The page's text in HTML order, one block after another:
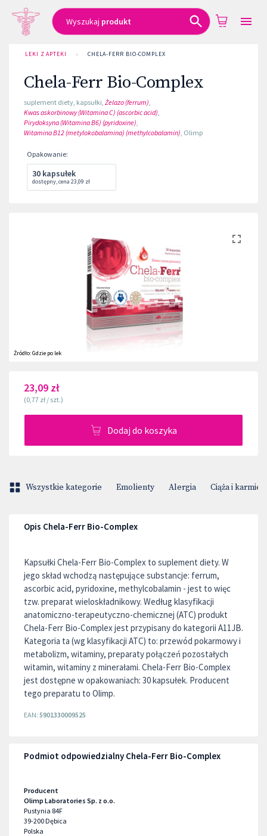
Wyszukaj produkt
LEKI Z APTEKI › CHELA-FERR BIO-COMPLEX
Chela-Ferr Bio-Complex
suplement diety, kapsułki, Żelazo (ferrum),
Kwas askorbinowy (Witamina C) (ascorbic acid),
Pirydoksyna (Witamina B6) (pyridoxine),
Witamina B12 (metylokobalamina) (methylcobalamin), Olimp
Opakowanie:
30 kapsułek
dostępny,cena 23,09 zł
Źródło:Gdzie po lek
23,09 zł
(0,77 zł / szt.)
Dodaj do koszyka
Wszystkie kategorie Emolienty Alergia Ciąża i
Opis Chela-Ferr Bio-Complex
Kapsułki Chela-Ferr Bio-Complex to suplement diety. W
jego skład wchodzą następujące substancje: ferrum,
ascorbic acid, pyridoxine, methylcobalamin - jest to więc
tzw. preparat wieloskładnikowy. Według klasyfikacji
anatomiczno-terapeutyczno-chemicznej (ATC) produkt
Chela-Ferr Bio-Complex jest przypisany do kategorii A11JB.
Kategoria ta (wg klasyfikacji ATC) to: przewód pokarmowy i
metabolizm, witaminy, preparaty połączeń pozostałych
witamin, witaminy z minerałami. Chela-Ferr Bio-Complex
jest dostępne w opakowaniach: 30 kapsułek. Producent
tego preparatu to Olimp.
EAN: 5901330009525
Podmiot odpowiedzialny Chela-Ferr Bio-Complex
Producent
Olimp Laboratories Sp. z o.o.
Pustynia 84F
39-200Dębica
Polska